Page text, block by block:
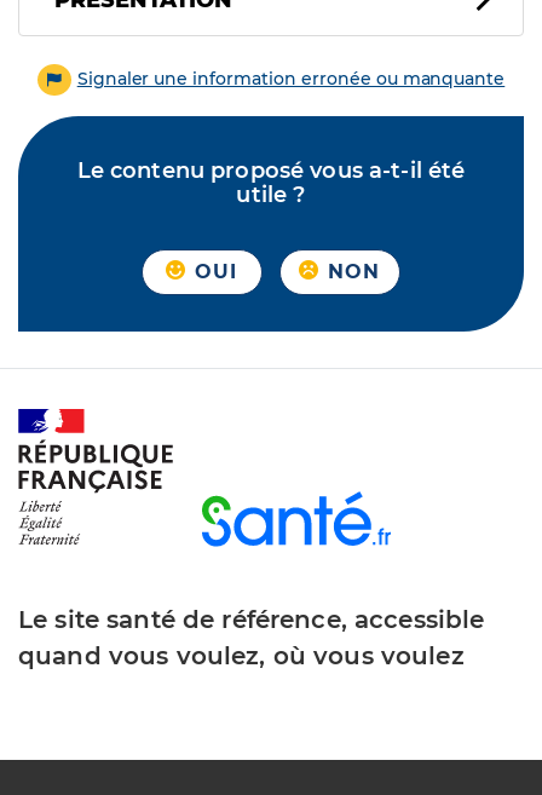
Signaler une information erronée ou manquante
Le contenu proposé vous a-t-il été
utile ?
OUI NON
Le site santé de référence, accessible
quand vous voulez, où vous voulez